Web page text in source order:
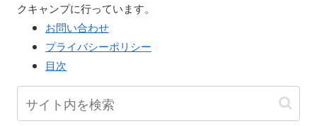
クキャンプに行っています。
お問い合わせ
プライバシーポリシー
目次